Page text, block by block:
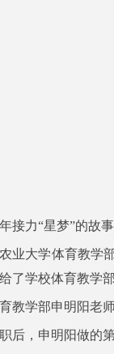
接力“星梦”的故事
业大学体育教学
了学校体育教学
教学部申明阳老
后，申明阳做的